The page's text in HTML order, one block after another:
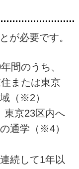
が必要です。
のうち、
または東京
（※2）
京23区内へ
通学（※4）
続して1年以